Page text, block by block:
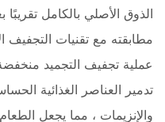
الذوق الأصلي بالكامل
مطابقته مع تقنيات التجفيف
عملية تجفيف التجميد
تدمير العناصر الغذائية
والإنزيمات ، مما يجعل